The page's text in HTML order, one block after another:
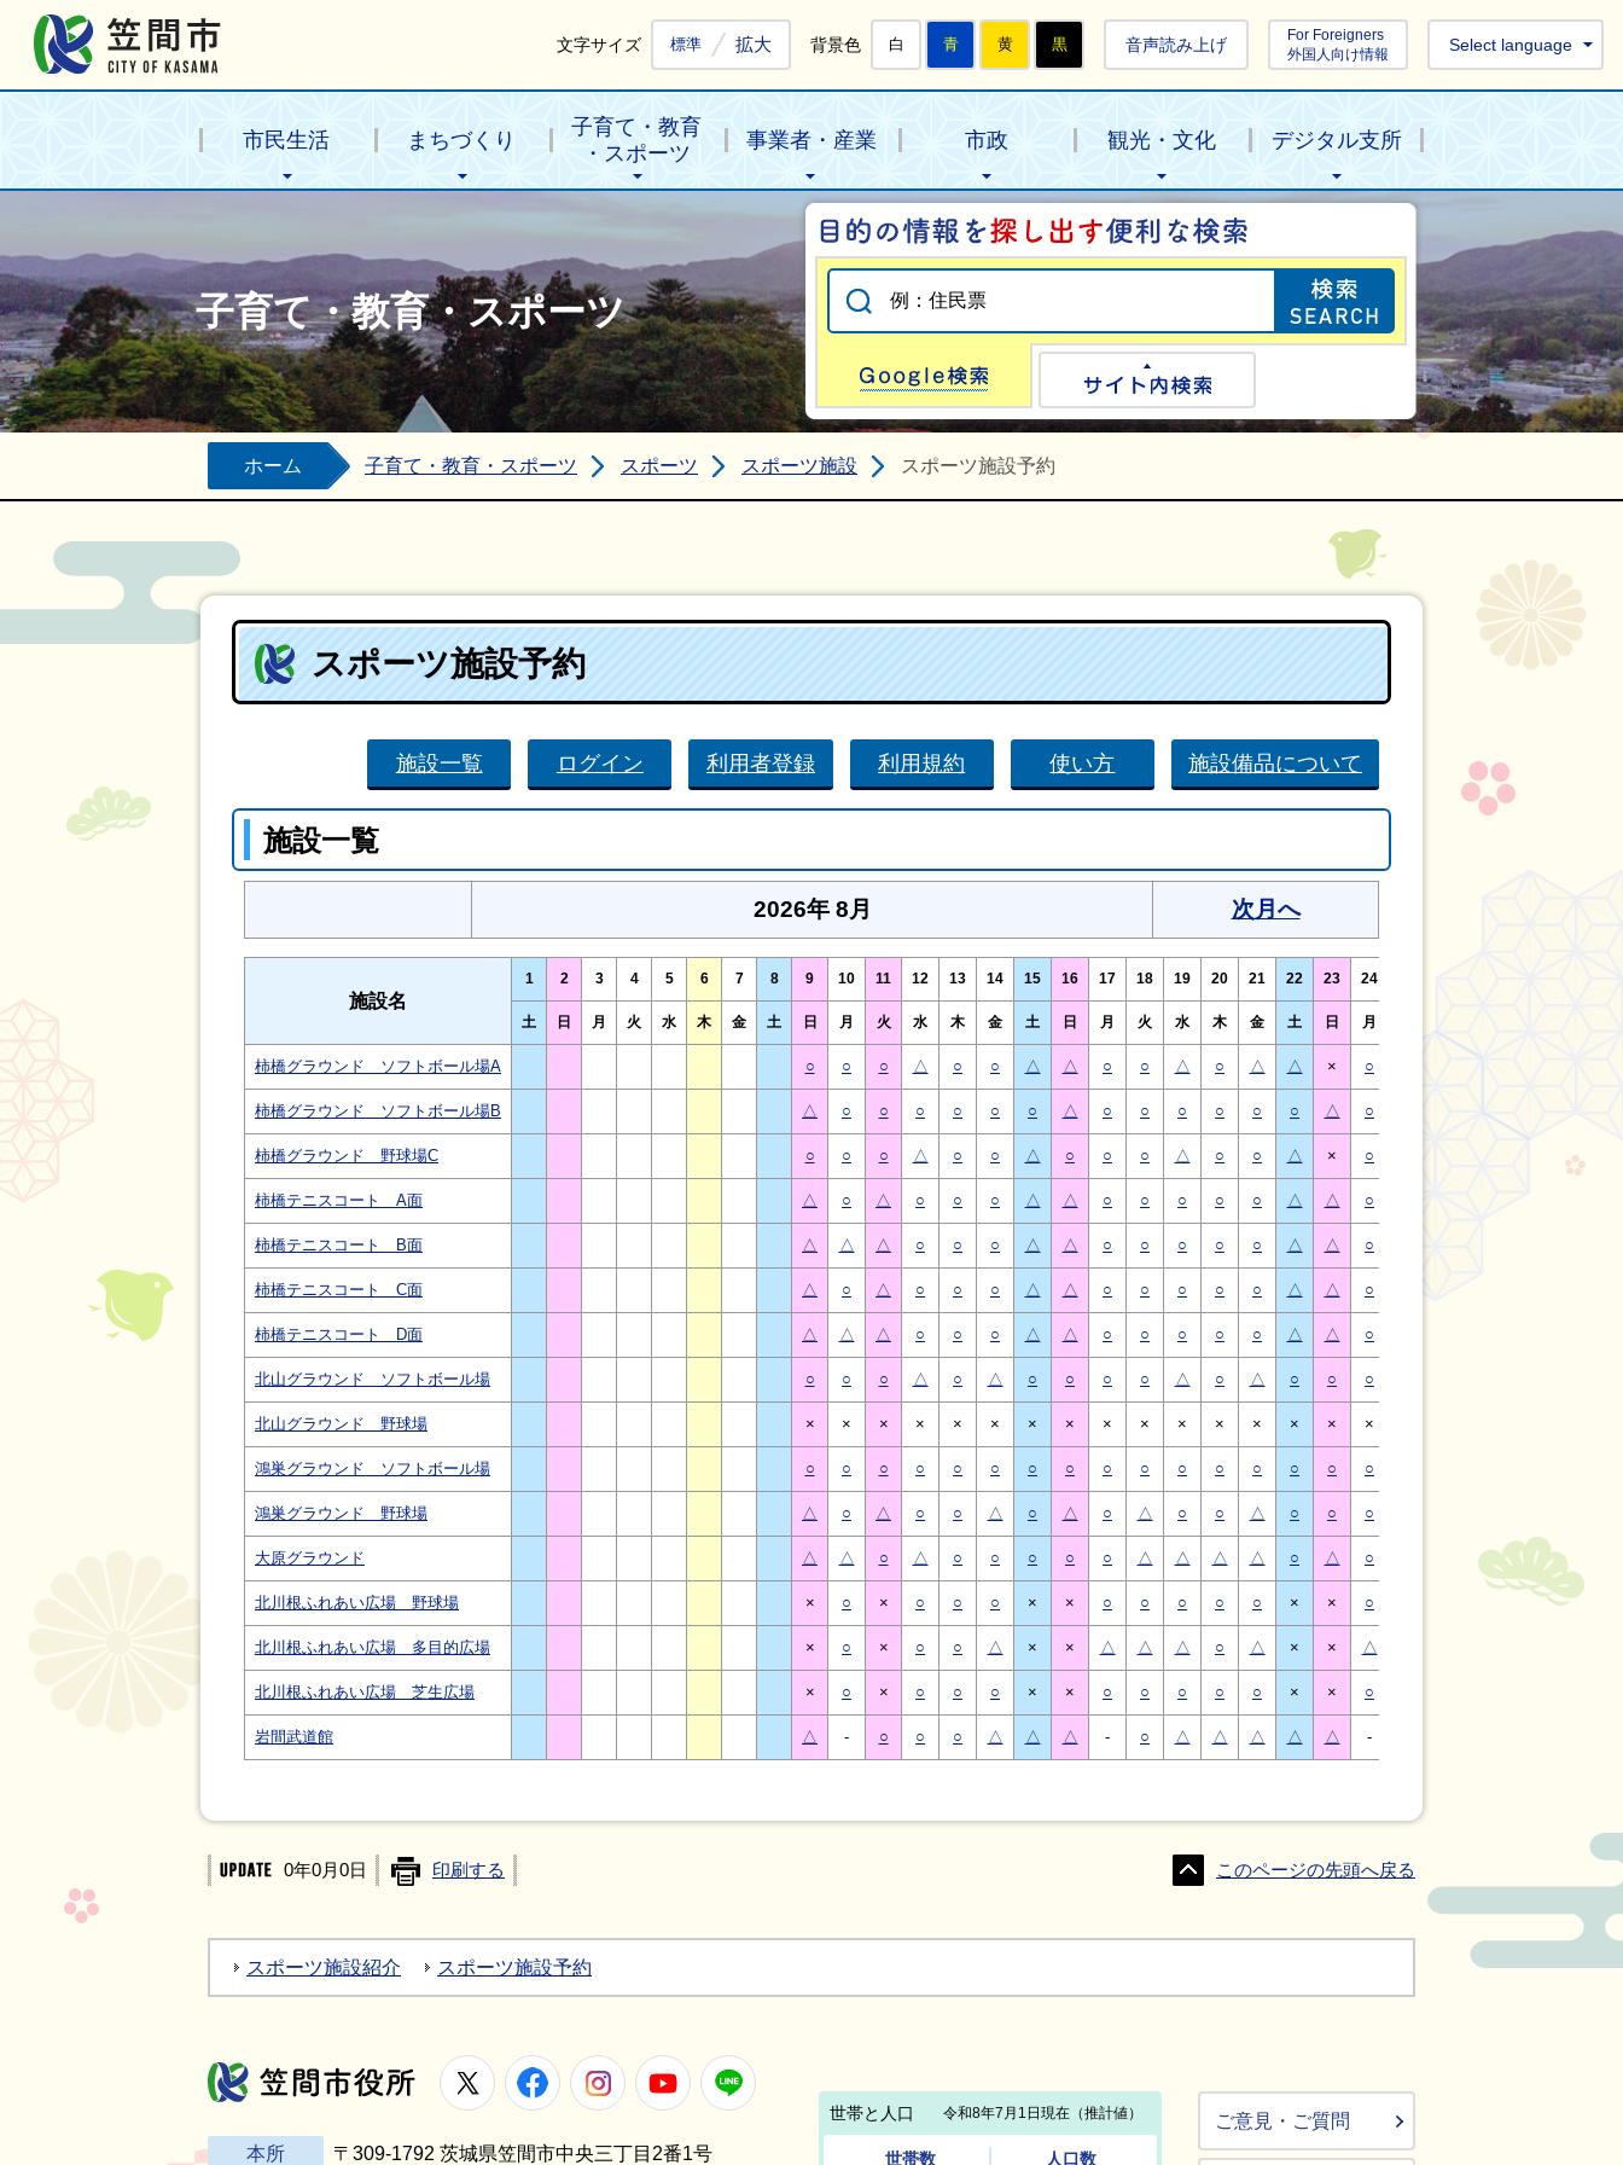
文字サイズ 標準 拡大 背景色 白 青 黄 黒 音声読み上げ
For Foreigners
外国人向け情報
Select language
市民生活 まちづくり
子育て・教育
・スポーツ
事業者・産業 市政 観光・文化 デジタル支所
子育て・教育・スポーツ
目的の情報を探
Google検索
ホーム 子育て・教育・スポーツ スポーツ スポーツ施設 スポーツ施設予約
スポーツ施設予約
施設一覧 ログイン 利用者登録 利用規約 使い方 施設備品について
施設一覧
2026年 8月 次月へ
施設名
1 2 3 4 5 6 7 8 9 10 11 12 13 14 15 16 17 18 19 20 21 22 23 24
土 日 月 火 水 木 金 土 日 月 火 水 木 金 土 日 月 火 水 木 金 土 日 月
柿橋グラウンド ソフトボール場A ○ ○ ○ △ ○ ○ △ △ ○ ○ △ ○ △ △ × ○
柿橋グラウンド ソフトボール場B △ ○ ○ ○ ○ ○ ○ △ ○ ○ ○ ○ ○ ○ △ ○ ○
柿橋グラウンド 野球場C ○ ○ ○ △ ○ ○ △ ○ ○ ○ △ ○ ○ △ × ○
柿橋テニスコート A面 △ ○ △ ○ ○ ○ △ △ ○ ○ ○ ○ ○ △ △ ○
柿橋テニスコート B面 △ △ △ ○ ○ ○ △ △ ○ ○ ○ ○ ○ △ △ ○
柿橋テニスコート C面 △ ○ △ ○ ○ ○ △ △ ○ ○ ○ ○ ○ △ △ ○
柿橋テニスコート D面 △ △ △ ○ ○ ○ △ △ ○ ○ ○ ○ ○ △ △ ○
北山グラウンド ソフトボール場 ○ ○ ○ △ ○ △ ○ ○ ○ ○ △ ○ △ ○ ○ ○
北山グラウンド 野球場 × × × × × × × × × × × × × × × ×
鴻巣グラウンド ソフトボール場 ○ ○ ○ ○ ○ ○ ○ ○ ○ ○ ○ ○ ○ ○ ○ ○
鴻巣グラウンド 野球場 △ ○ △ ○ ○ △ ○ △ ○ △ ○ ○ △ ○ ○ ○
大原グラウンド △ △ ○ △ ○ ○ ○ ○ ○ △ △ △ △ ○ △ ○ △ △ ○
北川根ふれあい広場 野球場 × ○ × ○ ○ ○ × × ○ ○ ○ ○ ○ × × ○ ×
北川根ふれあい広場 多目的広場 × ○ × ○ ○ △ × × △ △ △ ○ △ × × △
北川根ふれあい広場 芝生広場 × ○ × ○ ○ ○ × × ○ ○ ○ ○ ○ × × ○
岩間武道館 △ - ○ ○ ○ △ △ △ - ○ △ △ △ △ △ -
0年0月0日 印刷する このページの先頭へ戻る
スポーツ施設紹介 スポーツ施設予約
笠間市役所
X FacebookInstagramYoutube
本所 〒309-1792 茨城県笠間市中央三丁目2番1号
ご意見・ご質問